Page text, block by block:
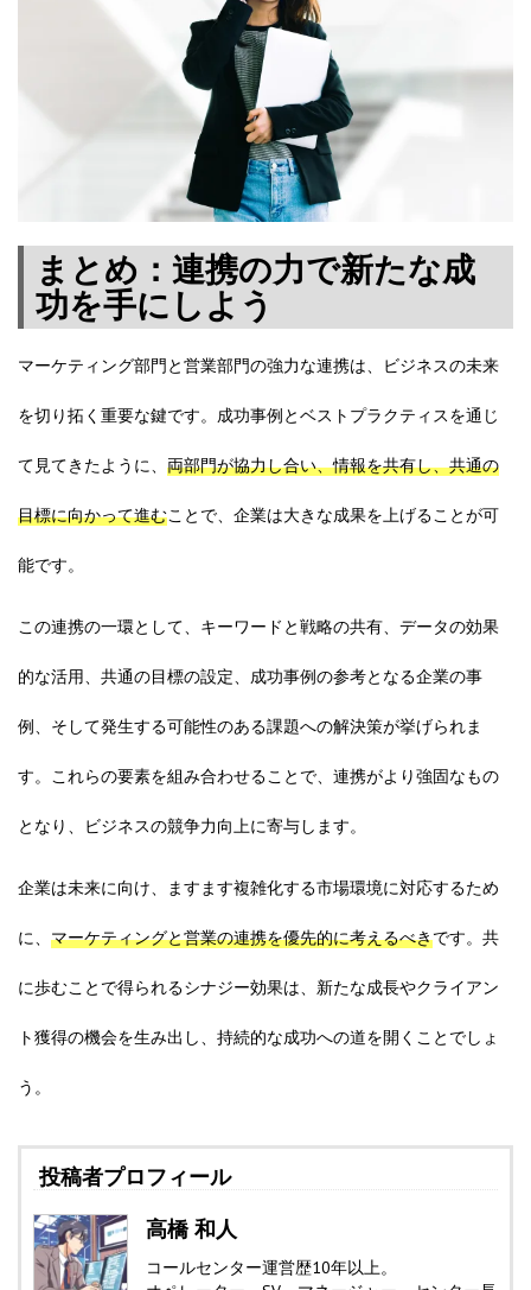
まとめ：連携の力で新たな成
功を手にしよう
マーケティング部門と営業部門の強力な連携は、ビジネスの未来
を切り拓く重要な鍵です。成功事例とベストプラクティスを通じ
て見てきたように、 両部門が協力し合い、情報を共有し、共通の
目標に向かって進むことで、企業は大きな成果を上げることが可
能です。
この連携の一環として、キーワードと戦略の共有、データの効果
的な活用、共通の目標の設定、成功事例の参考となる企業の事
例、そして発生する可能性のある課題への解決策が挙げられま
す。これらの要素を組み合わせることで、連携がより強固なもの
となり、ビジネスの競争力向上に寄与します。
企業は未来に向け、ますます複雑化する市場環境に対応するため
に、 マーケティングと営業の連携を優先的に考えるべきです。共
に歩むことで得られるシナジー効果は、新たな成長やクライアン
ト獲得の機会を生み出し、持続的な成功への道を開くことでしょ
う。
投稿者プロフィール
高橋 和人
コールセンター運営歴10年以上。